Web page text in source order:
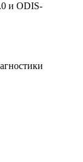
и ODIS-